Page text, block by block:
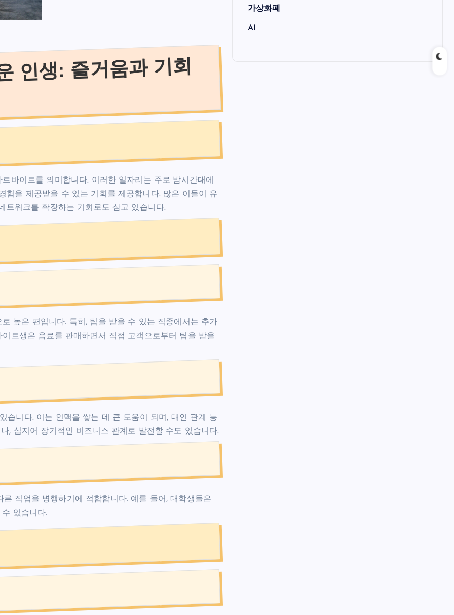
인생: 즐거움과 기회
바이트를 의미합니다. 이러한 일자리는 주로 밤시간대에
험을 제공받을 수 있는 기회를 제공합니다. 많은 이들이 유
트워크를 확장하는 기회로도 삼고 있습니다.
높은 편입니다. 특히, 팁을 받을 수 있는 직종에서는 추가
트생은 음료를 판매하면서 직접 고객으로부터 팁을 받을
습니다. 이는 인맥을 쌓는 데 큰 도움이 되며, 대인 관계 능
, 심지어 장기적인 비즈니스 관계로 발전할 수도 있습니다.
직업을 병행하기에 적합합니다. 예를 들어, 대학생들은
있습니다.
가상화폐
AI